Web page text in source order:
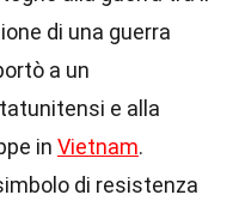
di una guerra
a un
e alla
in Vietnam.
di resistenza